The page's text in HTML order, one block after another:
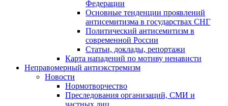
Федерации
Основные тенденции проявлений
антисемитизма в государствах СНГ
Политический антисемитизм в
современной России
Статьи, доклады, репортажи
Карта нападений по мотиву ненависти
Неправомерный антиэкстремизм
Новости
Нормотворчество
Преследования организаций, СМИ и